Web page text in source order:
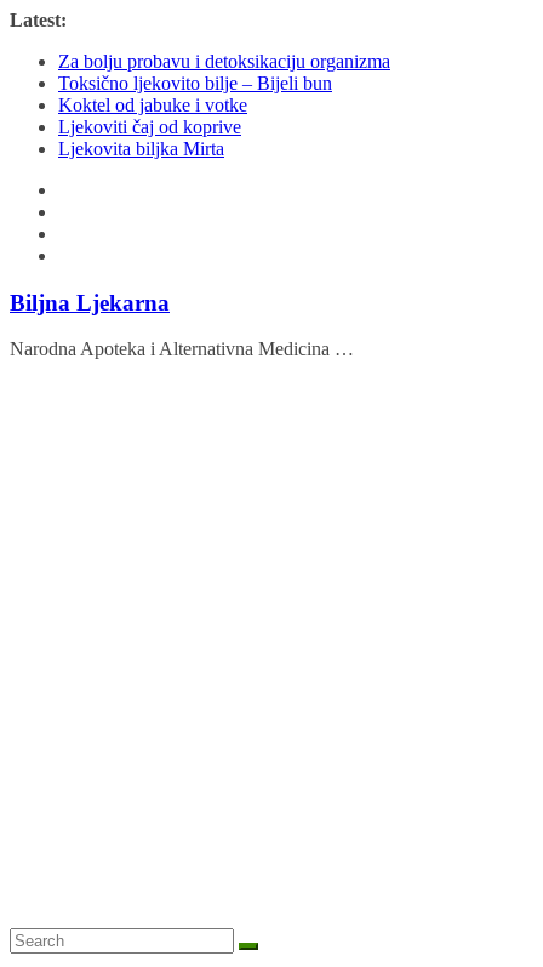
Skip
content
Latest:
Za bolju probavu i detoksikaciju organizma
Toksično ljekovito bilje – Bijeli bun
Koktel od jabuke i votke
Ljekoviti čaj od koprive
Ljekovita biljka Mirta
Biljna Ljekarna
Narodna Apoteka i Alternativna Medicina …